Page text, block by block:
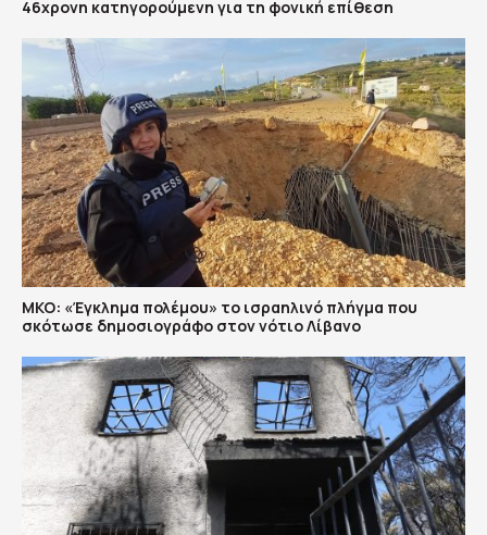
46χρονη κατηγορούμενη για τη φονική επίθεση
ΜΚΟ: «Έγκλημα πολέμου» το ισραηλινό πλήγμα που
σκότωσε δημοσιογράφο στον νότιο Λίβανο